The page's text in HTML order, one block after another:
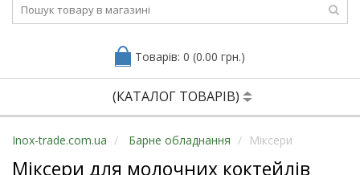
Товарів: 0 (0.00 грн.)
(КАТАЛОГ ТОВАРІВ)
Inox-trade.com.ua Барне обладнання Міксери
Міксери для молочних коктейлів